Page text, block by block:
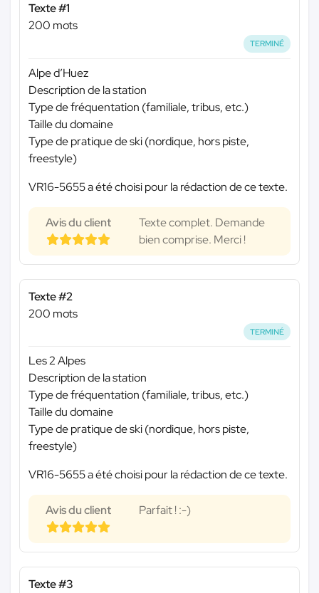
Texte #1
200 mots
TERMINÉ
Alpe d’Huez
Description de la station
Type de fréquentation (familiale, tribus, etc.)
Taille du domaine
Type de pratique de ski (nordique, hors piste,
freestyle)
VR16-5655 a été choisi pour la rédaction de ce texte.
Avis du client
Texte complet. Demande
bien comprise. Merci !
Texte #2
200 mots
TERMINÉ
Les 2 Alpes
Description de la station
Type de fréquentation (familiale, tribus, etc.)
Taille du domaine
Type de pratique de ski (nordique, hors piste,
freestyle)
VR16-5655 a été choisi pour la rédaction de ce texte.
Avis du client Parfait ! :-)
Texte #3